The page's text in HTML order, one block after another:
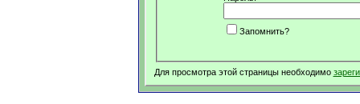
Запомнить?
Для просмотра этой страницы необходимо